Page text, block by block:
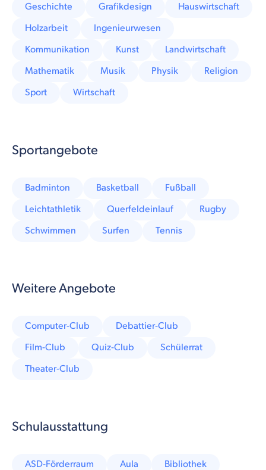
Geschichte
Grafikdesign
Hauswirtschaft
Holzarbeit
Ingenieurwesen
Kommunikation
Kunst
Landwirtschaft
Mathematik
Musik Physik
Religion
Sport
Wirtschaft
Sportangebote
Badminton Basketball
Fußball
Leichtathletik
Querfeldeinlauf
Rugby
Schwimmen
Surfen Tennis
Weitere Angebote
Computer-Club
Debattier-Club
Film-Club
Quiz-Club
Schülerrat
Theater-Club
Schulausstattung
ASD-Förderraum Aula
Bibliothek